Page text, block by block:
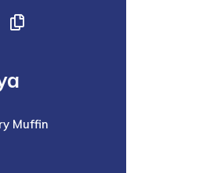
Muffin